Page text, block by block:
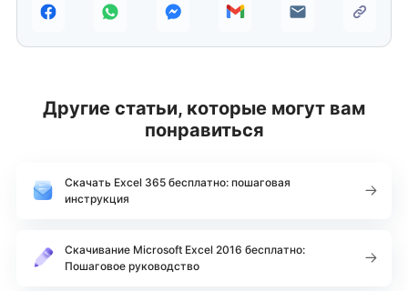
Другие статьи, которые могут вам
понравиться
Скачать Excel 365 бесплатно: пошаговая
инструкция
Скачивание Microsoft Excel 2016 бесплатно:
Пошаговое руководство